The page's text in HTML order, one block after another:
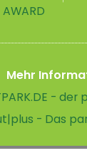
AWARD
Mehr
-
- Das